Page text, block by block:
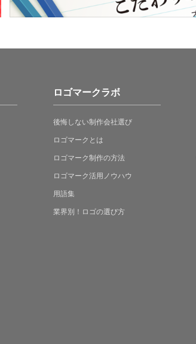
ロゴマークラボ
後悔しない制作会社選び
ロゴマークとは
ロゴマーク制作の方法
ロゴマーク活用ノウハウ
用語集
業界別！ロゴの選び方